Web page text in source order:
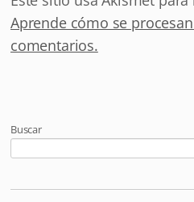
Aprende cómo se
comentarios.
Buscar